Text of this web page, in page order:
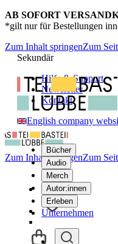
AB SOFORT
*gilt nur für Bestellungen
Zum Inhalt springenZum
Sekundär
Hilfe & Support
Newsletter
Kontakt
English company
Bücher
Audio
Merch
Autor:innen
Erleben
Unternehmen
Zum Inhalt springenZum